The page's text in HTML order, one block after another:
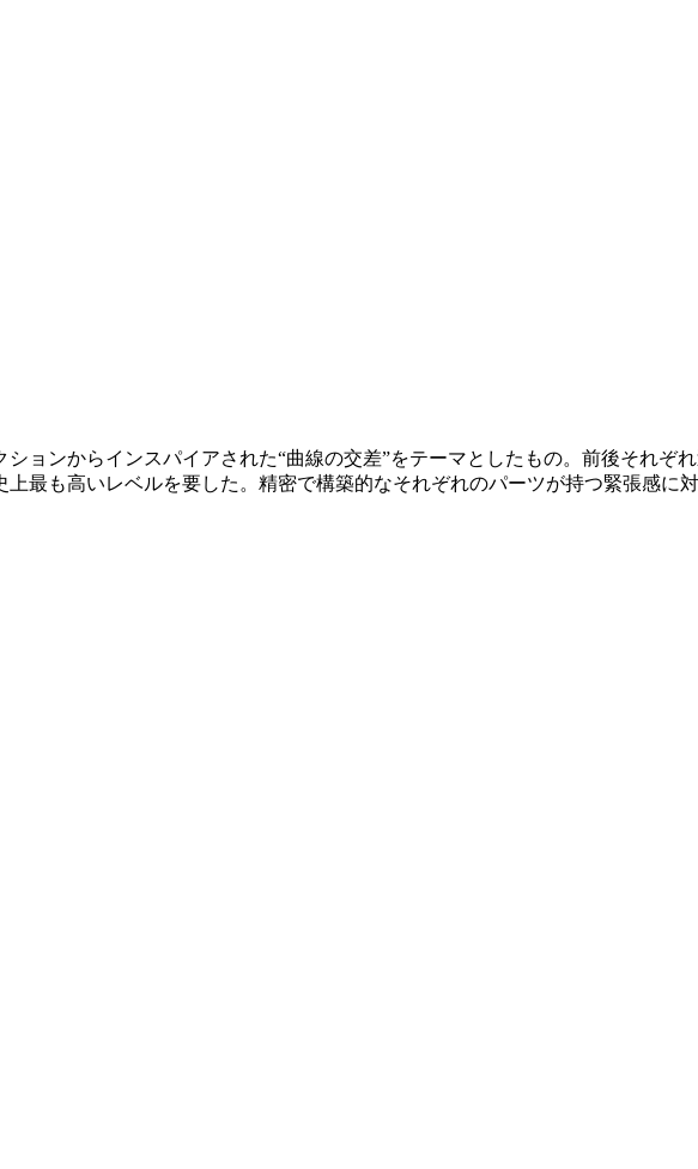
ョンからインスパイアされた“曲線の交差”をテーマとしたもの。前後それぞ
最も高いレベルを要した。精密で構築的なそれぞれのパーツが持つ緊張感に